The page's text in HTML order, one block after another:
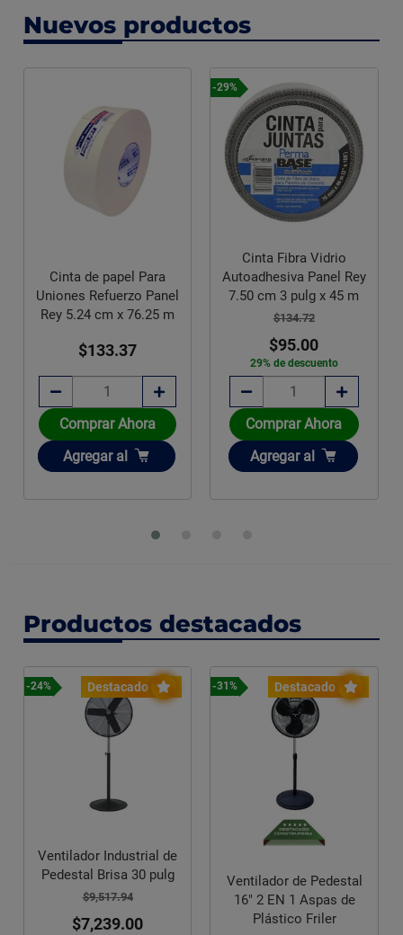
Nuevos productos
Cinta de papel Para
Uniones Refuerzo Panel
Rey 5.24 cm x 76.25 m
$133.37
Comprar Ahora
Añadir
Agregar al
-29%
Cinta Fibra Vidrio
Autoadhesiva Panel Rey
7.50 cm 3 pulg x 45 m
$134.72
$95.00
29% de descuento
Comprar Ahora
Añadir
Agregar al
Productos destacados
Destacado
-24%
Ventilador Industrial de
Pedestal Brisa 30 pulg
$9,517.94
$7,239.00
Destacado
-31%
Ventilador de Pedestal
16" 2 EN 1 Aspas de
Plástico Friler